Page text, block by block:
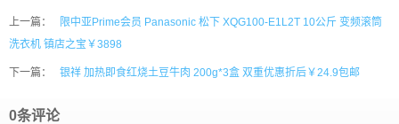
上一篇：
限中亚Prime会员 Panasonic 松下 XQG100-E1L2T 10公斤 变频滚筒
洗衣机 镇店之宝￥3898
下一篇： 银祥 加热即食红烧土豆牛肉 200g*3盒 双重优惠折后￥24.9包邮
0条评论